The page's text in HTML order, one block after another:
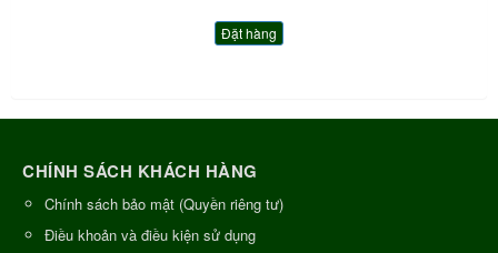
Đặt hàng
CHÍNH SÁCH KHÁCH HÀNG
Chính sách bảo mật (Quyền riêng tư)
Điều khoản và điều kiện sử dụng